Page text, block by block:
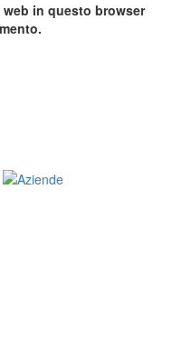
in questo browser